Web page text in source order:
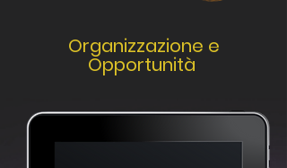
Organizzazione e
Opportunità